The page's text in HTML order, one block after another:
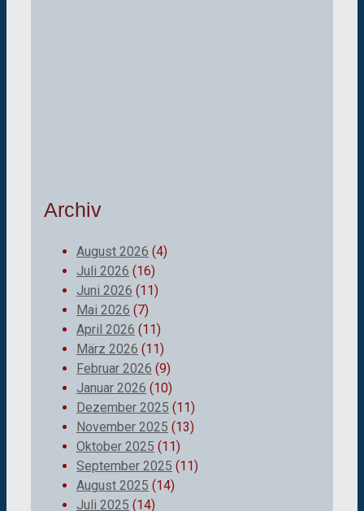
Archiv
August 2026 (4)
Juli 2026 (16)
Juni 2026 (11)
Mai 2026 (7)
April 2026 (11)
März 2026 (11)
Februar 2026 (9)
Januar 2026 (10)
Dezember 2025 (11)
November 2025 (13)
Oktober 2025 (11)
September 2025 (11)
August 2025 (14)
Juli 2025 (14)